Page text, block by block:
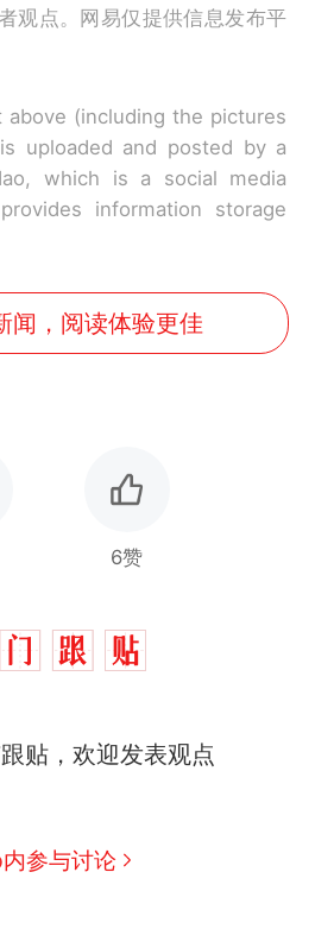
观点。网易仅提供信息发布平
(including the pictures
uploaded and posted by a
which is a social media
information storage
闻，阅读体验更佳
6赞
贴，欢迎发表观点
参与讨论